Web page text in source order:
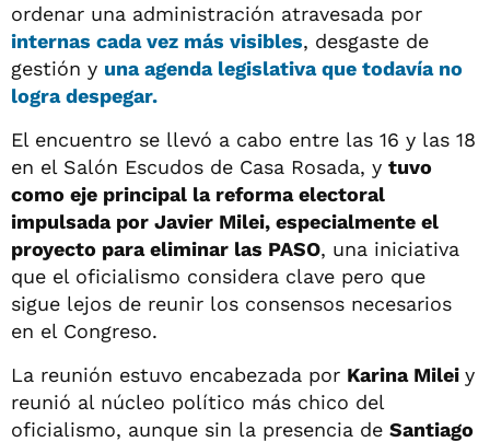
ordenar una administración atravesada por
internas cada vez más visibles, desgaste de
gestión y una agenda legislativa que todavía no
logra despegar.
El encuentro se llevó a cabo entre las 16 y las 18
en el Salón Escudos de Casa Rosada, y tuvo
como eje principal la reforma electoral
impulsada por Javier Milei, especialmente el
proyecto para eliminar las PASO, una iniciativa
que el oficialismo considera clave pero que
sigue lejos de reunir los consensos necesarios
en el Congreso.
La reunión estuvo encabezada por Karina Milei y
reunió al núcleo político más chico del
oficialismo, aunque sin la presencia de Santiago